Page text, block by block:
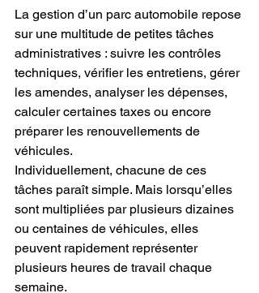
La gestion d’un parc automobile repose
sur une multitude de petites tâches
administratives : suivre les contrôles
techniques, vérifier les entretiens, gérer
les amendes, analyser les dépenses,
calculer certaines taxes ou encore
préparer les renouvellements de
véhicules.
Individuellement, chacune de ces
tâches paraît simple. Mais lorsqu’elles
sont multipliées par plusieurs dizaines
ou centaines de véhicules, elles
peuvent rapidement représenter
plusieurs heures de travail chaque
semaine.